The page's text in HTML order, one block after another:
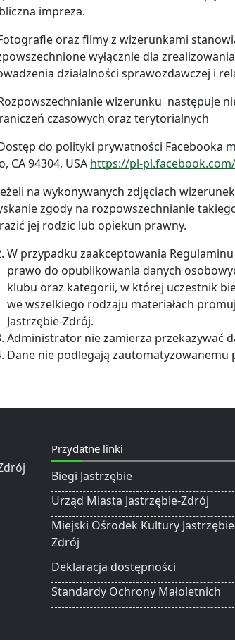
impreza.
oraz filmy z wizerunkami
wyłącznie dla
działalności sprawozdawczej i
wizerunku następuje
czasowych oraz terytorialnych
do polityki prywatności Facebooka
CA 94304, USA https://pl-
na wykonywanych zdjęciach
zgody na rozpowszechnianie
jej rodzic lub opiekun prawny.
W przypadku zaakceptowania
prawo do opublikowania danych
klubu oraz kategorii, w której uczestnik
we wszelkiego rodzaju materiałach
Jastrzębie-Zdrój.
Administrator nie zamierza przekazywać
Dane nie podlegają
Przydatne linki
Biegi Jastrzębie
Urząd Miasta Jastrzębie-Zdrój
Miejski Ośrodek Kultury
Zdrój
Deklaracja dostępności
Standardy Ochrony Małoletnich